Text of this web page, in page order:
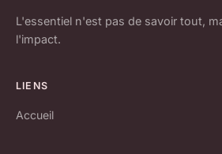
L'essentiel n'est pas de savoir tout,
l'impact.
LIENS
Accueil